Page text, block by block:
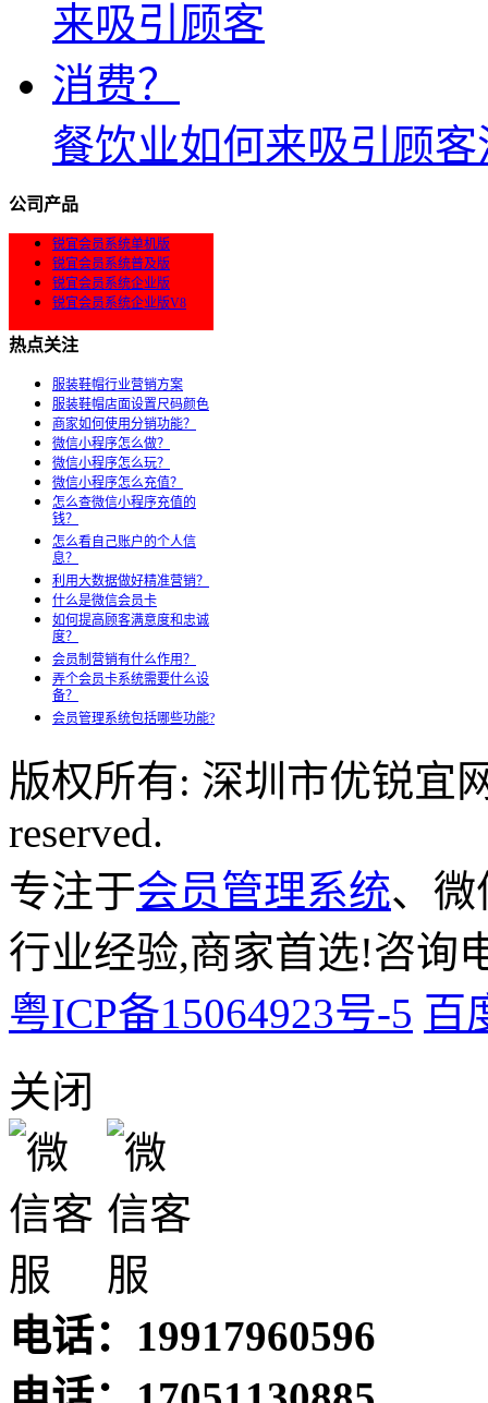
餐饮业如何来吸引顾
公司产品
锐宜会员系统单机版
锐宜会员系统普及版
锐宜会员系统企业版
锐宜会员系统企业版V8
热点关注
服装鞋帽行业营销方案
服装鞋帽店面设置尺码颜色
商家如何使用分销功能？
微信小程序怎么做？
微信小程序怎么玩？
微信小程序怎么充值？
怎么查微信小程序充值的
钱？
怎么看自己账户的个人信
息？
利用大数据做好精准营销？
什么是微信会员卡
如何提高顾客满意度和忠诚
度？
会员制营销有什么作用？
弄个会员卡系统需要什么设
备？
会员管理系统包括哪些功能?
版权所有: 深圳市优锐宜
reserved.
专注于会员管理系统、
行业经验,商家首选!咨询
粤ICP备15064923号-5 百
关闭
电话：19917960596